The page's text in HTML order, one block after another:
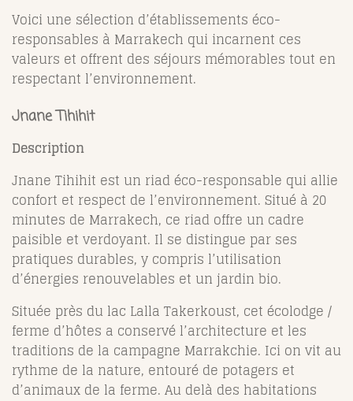
Voici une sélection d’établissements éco-
responsables à Marrakech qui incarnent ces
valeurs et offrent des séjours mémorables tout en
respectant l’environnement.
Jnane Tihihit
Description
Jnane Tihihit est un riad éco-responsable qui allie
confort et respect de l’environnement. Situé à 20
minutes de Marrakech, ce riad offre un cadre
paisible et verdoyant. Il se distingue par ses
pratiques durables, y compris l’utilisation
d’énergies renouvelables et un jardin bio.
Située près du lac Lalla Takerkoust, cet écolodge /
ferme d’hôtes a conservé l’architecture et les
traditions de la campagne Marrakchie. Ici on vit au
rythme de la nature, entouré de potagers et
d’animaux de la ferme. Au delà des habitations